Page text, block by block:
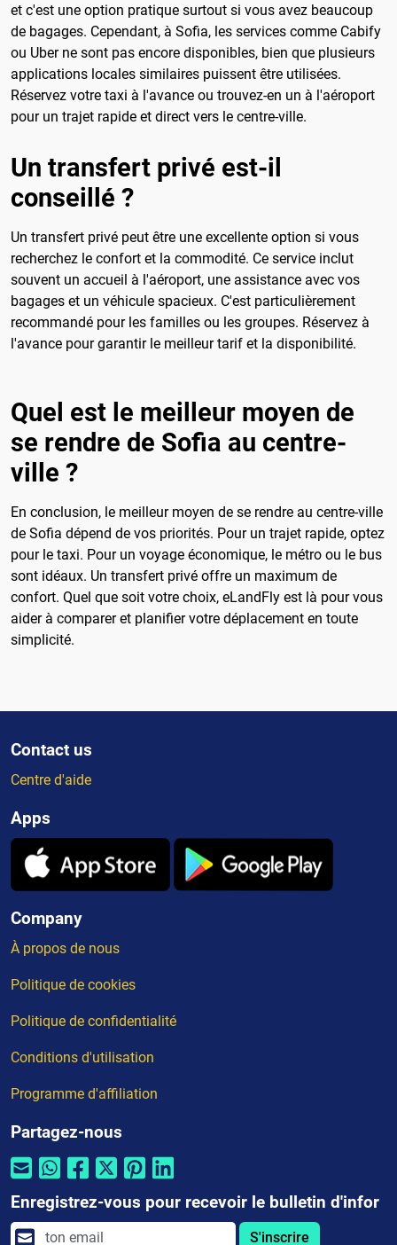
et c'est une option pratique surtout si vous avez beaucoup
de bagages. Cependant, à Sofia, les services comme Cabify
ou Uber ne sont pas encore disponibles, bien que plusieurs
applications locales similaires puissent être utilisées.
Réservez votre taxi à l'avance ou trouvez-en un à l'aéroport
pour un trajet rapide et direct vers le centre-ville.
Un transfert privé est-il
conseillé ?
Un transfert privé peut être une excellente option si vous
recherchez le confort et la commodité. Ce service inclut
souvent un accueil à l'aéroport, une assistance avec vos
bagages et un véhicule spacieux. C'est particulièrement
recommandé pour les familles ou les groupes. Réservez à
l'avance pour garantir le meilleur tarif et la disponibilité.
Quel est le meilleur moyen de
se rendre de Sofia au centre-
ville ?
En conclusion, le meilleur moyen de se rendre au centre-ville
de Sofia dépend de vos priorités. Pour un trajet rapide, optez
pour le taxi. Pour un voyage économique, le métro ou le bus
sont idéaux. Un transfert privé offre un maximum de
confort. Quel que soit votre choix, eLandFly est là pour vous
aider à comparer et planifier votre déplacement en toute
simplicité.
Contact us
Centre d'aide
Apps
Company
À propos de nous
Politique de cookies
Politique de confidentialité
Conditions d'utilisation
Programme d'affiliation
Partagez-nous
Enregistrez-vous pour recevoir le bulletin d'infor
S'inscrire